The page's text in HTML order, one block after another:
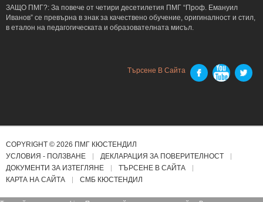
ЗАЩО ПМГ?: За повече от четири десетилетия ПМГ “Проф. Емануил
Иванов” се превърна в знак за качествено обучение, оригиналност и стил,
в еталон на педагогическата и образователната мисъл.
Търсене В Сайта
COPYRIGHT © 2026 ПМГ КЮСТЕНДИЛ
УСЛОВИЯ - ПОЛЗВАНЕ
ДЕКЛАРАЦИЯ ЗА ПОВЕРИТЕЛНОСТ
ДОКУМЕНТИ ЗА ИЗТЕГЛЯНЕ
ТЪРСЕНЕ В САЙТА
КАРТА НА САЙТА
СМБ КЮСТЕНДИЛ